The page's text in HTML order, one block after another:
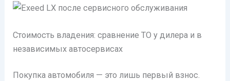
Стоимость владения: сравнение ТО у дилера и в
независимых автосервисах
Покупка автомобиля — это лишь первый взнос.